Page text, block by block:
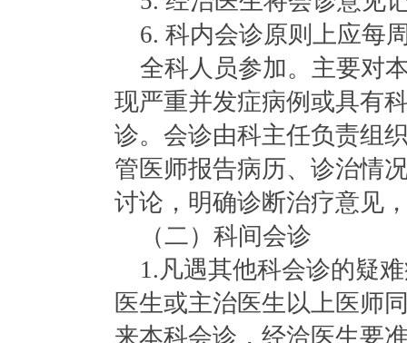
6. 科内会诊原则上应每
全科人员参加。主要对
现严重并发症病例或具有
诊。会诊由科主任负责组
管医师报告病历、诊治情
讨论，明确诊断治疗意见
（二）科间会诊
1.凡遇其他科会诊的疑
医生或主治医生以上医师
来本科会诊，经洽医生要